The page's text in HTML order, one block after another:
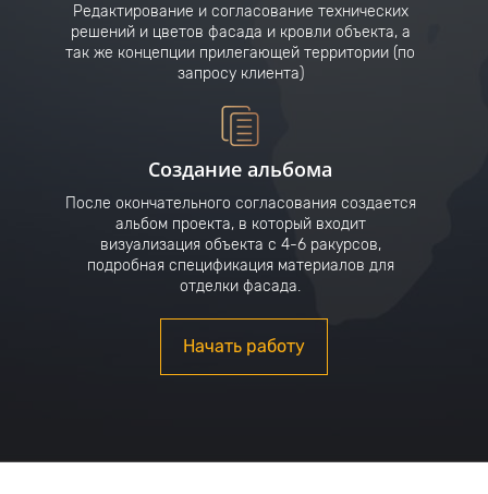
Редактирование и согласование технических
решений и цветов фасада и кровли объекта, а
так же концепции прилегающей территории (по
запросу клиента)
Создание альбома
После окончательного согласования создается
альбом проекта, в который входит
визуализация объекта с 4-6 ракурсов,
подробная спецификация материалов для
отделки фасада.
Начать работу